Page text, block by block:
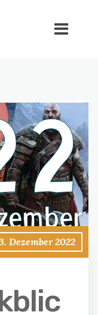
Dezember 2022